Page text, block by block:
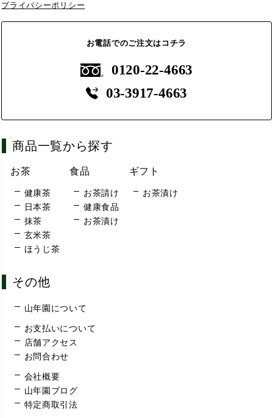
プライバシーポリシー
お電話でのご注文はコチラ
0120-22-4663
03-3917-4663
商品一覧から探す
お茶
健康茶
日本茶
抹茶
玄米茶
ほうじ茶
食品
お茶請け
健康食品
お茶漬け
ギフト
お茶漬け
その他
山年園について
お支払いについて
店舗アクセス
お問合わせ
会社概要
山年園ブログ
特定商取引法